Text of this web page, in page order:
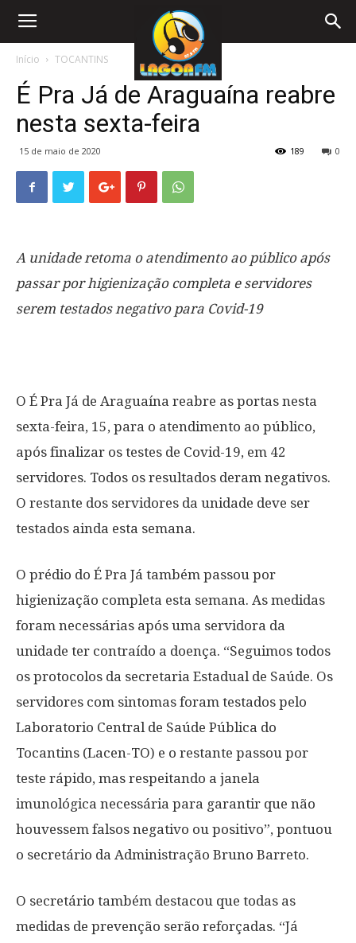
Início TOCANTINS
É Pra Já de Araguaína reabre
nesta sexta-feira
15 de maio de 2020 0
189
A unidade retoma o atendimento ao público após
passar por higienização completa e servidores
serem testados negativo para Covid-19
O É Pra Já de Araguaína reabre as portas nesta
sexta-feira, 15, para o atendimento ao público,
após finalizar os testes de Covid-19, em 42
servidores. Todos os resultados deram negativos.
O restante dos servidores da unidade deve ser
testados ainda esta semana.
O prédio do É Pra Já também passou por
higienização completa esta semana. As medidas
foram necessárias após uma servidora da
unidade ter contraído a doença. “Seguimos todos
os protocolos da secretaria Estadual de Saúde. Os
servidores com sintomas foram testados pelo
Laboratorio Central de Saúde Pública do
Tocantins (Lacen-TO) e o restante passou por
teste rápido, mas respeitando a janela
imunológica necessária para garantir que não
houvessem falsos negativo ou positivo”, pontuou
o secretário da Administração Bruno Barreto.
O secretário também destacou que todas as
medidas de prevenção serão reforçadas. “Já